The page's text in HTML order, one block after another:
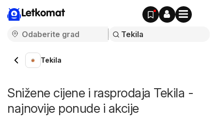
Letkomat
Tekila
Snižene cijene i rasprodaja Tekila -
najnovije ponude i akcije